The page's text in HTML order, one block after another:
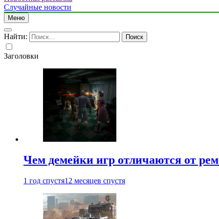
Случайные новости
Меню
Найти:
Заголовки
Чем демейки игр отличаются от
1 год спустя12 месяцев спустя